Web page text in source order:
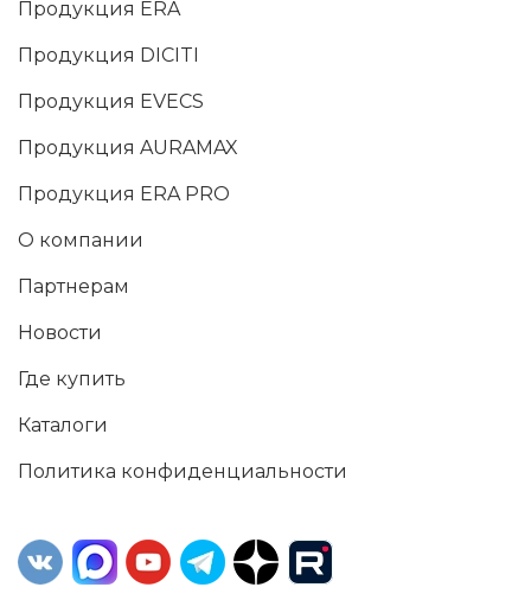
Продукция ERA
Продукция DICITI
Продукция EVECS
Продукция AURAMAX
Продукция ERA PRO
О компании
Партнерам
Новости
Где купить
Каталоги
Политика конфиденциальности